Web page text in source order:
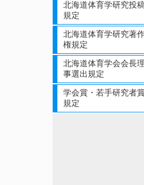
北海道体育学研究投
規定
北海道体育学研究著
権規定
北海道体育学会会長理
事選出規定
学会賞・若手研究者
規定